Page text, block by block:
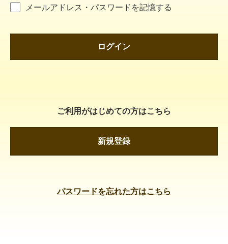
メールアドレス・パスワードを記憶する
ログイン
ご利用がはじめての方はこちら
新規登録
パスワードを忘れた方はこちら